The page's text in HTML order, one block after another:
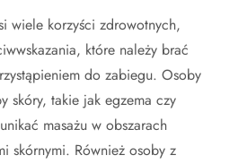
wiele korzyści zdrowotnych,
które należy brać
do zabiegu. Osoby
skóry, takie jak egzema czy
masażu w obszarach
skórnymi. Również osoby z